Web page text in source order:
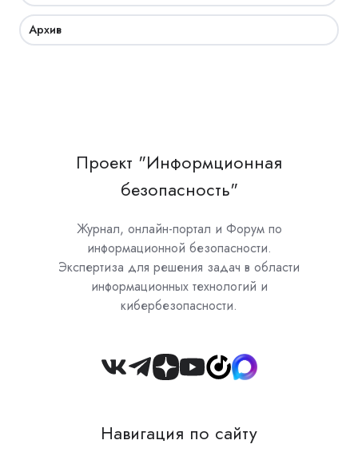
Архив
Проект "Информционная
безопасность"
Журнал, онлайн-портал и Форум по
информационной безопасности.
Экспертиза для решения задач в области
информационных технологий и
кибербезопасности.
Join
Slack
Навигация по сайту